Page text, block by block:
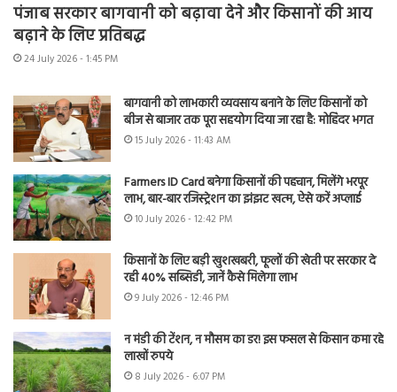
पंजाब सरकार बागवानी को बढ़ावा देने और किसानों की आय
बढ़ाने के लिए प्रतिबद्ध
24 July 2026 - 1:45 PM
बागवानी को लाभकारी व्यवसाय बनाने के लिए किसानों को
बीज से बाजार तक पूरा सहयोग दिया जा रहा है: मोहिंदर भगत
15 July 2026 - 11:43 AM
Farmers ID Card बनेगा किसानों की पहचान, मिलेंगे भरपूर
लाभ, बार-बार रजिस्ट्रेशन का झंझट खत्म, ऐसे करें अप्लाई
10 July 2026 - 12:42 PM
किसानों के लिए बड़ी खुशखबरी, फूलों की खेती पर सरकार दे
रही 40% सब्सिडी, जानें कैसे मिलेगा लाभ
9 July 2026 - 12:46 PM
न मंडी की टेंशन, न मौसम का डर! इस फसल से किसान कमा रहे
लाखों रुपये
8 July 2026 - 6:07 PM